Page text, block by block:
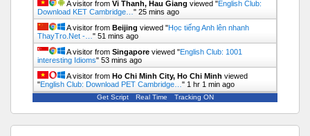
A visitor from Vi Thanh, Hau Giang viewed "English Club:
Download KET Cambridge… " 25 mins ago
A visitor from Beijing viewed "Học tiếng Anh lên nhanh
ThayTro.Net -… " 51 mins ago
A visitor from Singapore viewed "English Club: 1001
interesting Idioms" 53 mins ago
A visitor from Ho Chi Minh City, Ho Chi Minh viewed
"English Club: Download PET Cambridge… " 1 hr 1 min ago
Get Script Real Time Tracking ON